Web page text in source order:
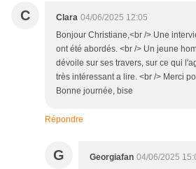
C Clara 04/06/2025 12:05
Bonjour Christiane,<br /> Une
ont été abordés. <br /> Un jeune
dévoile sur ses travers, sur ce qui
très intéressant a lire. <br /> Merci
Bonne journée, bise
Répondre
G Georgiafan 04/06/2025